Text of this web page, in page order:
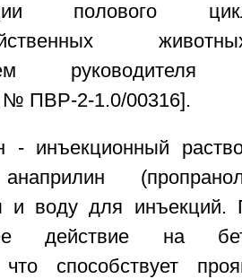
полового
руководителя
№ ПВР-2-1.0/00316].
- инъекционный
и воду для инъекций.
действие на
способствует